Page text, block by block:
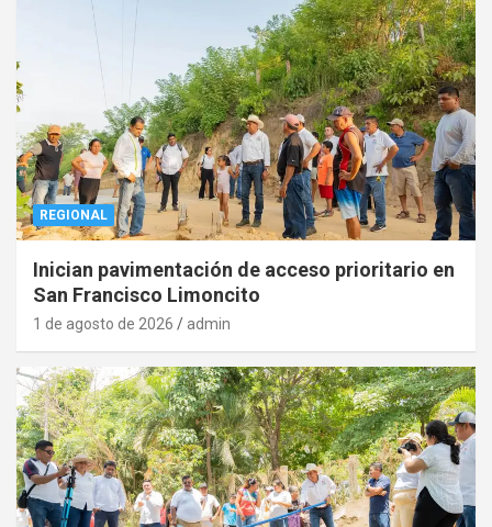
REGIONAL
Inician pavimentación de acceso prioritario en
San Francisco Limoncito
1 de agosto de 2026 admin